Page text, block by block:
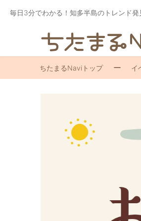
毎日3分でわかる！知多半島のトレンド発
ちたまるNaviトップ イ